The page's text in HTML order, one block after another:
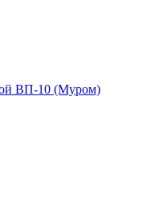
ВП-10 (Муром)